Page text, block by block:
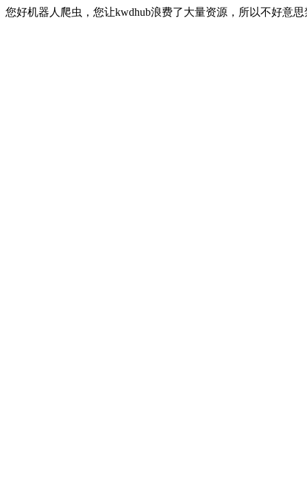
您好机器人爬虫，您让kwdhub浪费了大量资源，所以不好意